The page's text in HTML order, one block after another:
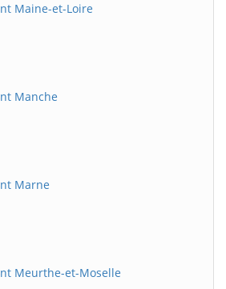
Maine-et-Loire
Manche
Marne
Meurthe-et-Moselle